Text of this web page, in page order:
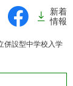
新着
情報
併設型中学校入学